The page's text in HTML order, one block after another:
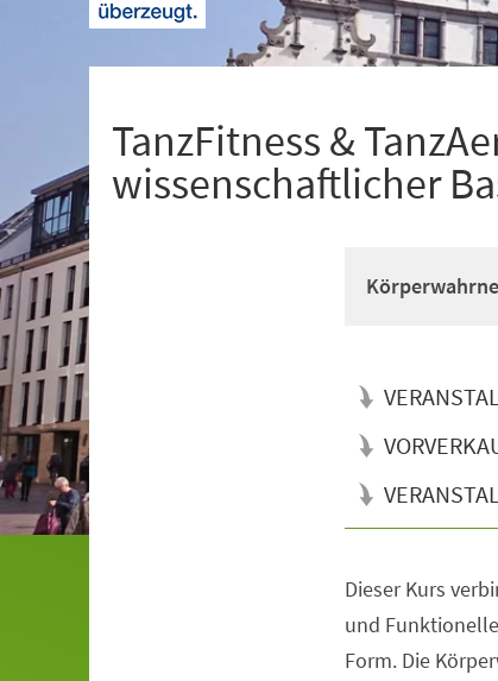
TanzFitness &
wissenschaftlicher
Dieser Kurs
und
Form. Die